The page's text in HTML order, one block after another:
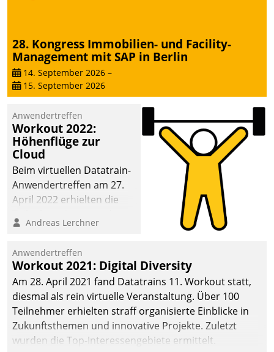
28. Kongress Immobilien- und Facility-
Management mit SAP in Berlin
14. September 2026 –
15. September 2026
Anwendertreffen
Workout 2022:
Höhenflüge zur
Cloud
Beim virtuellen Datatrain-
Anwendertreffen am 27.
April 2022 erhielten die
Teilnehmer kurzweilige
Cloud-Strategien und -
Lösungen mit hohem
Zukunftspotenzial.
Andreas Lerchner
Anwendertreffen
Workout 2021: Digital Diversity
Am 28. April 2021 fand Datatrains 11. Workout statt,
diesmal als rein virtuelle Veranstaltung. Über 100
Teilnehmer erhielten straff organisierte Einblicke in
Zukunftsthemen und innovative Projekte. Zuletzt
wurden die Top-Interessengebiete ermittelt.